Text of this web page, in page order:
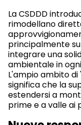
La CSDDD
rimodellano
principalmente
integrare una
ambientale in
L'ampio ambito
significa che la
estendersi a
prime e a valle ai